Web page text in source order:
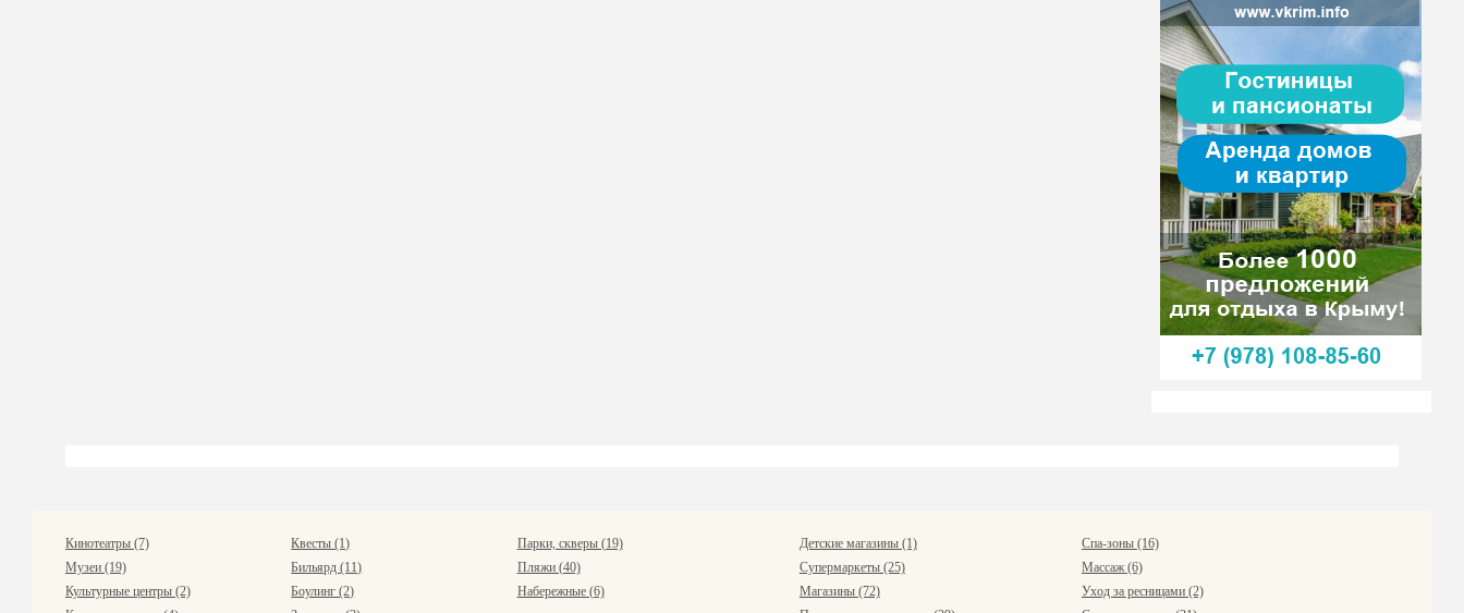
Кинотеатры (7)
Музеи (19)
Культурные центры (2)
Квесты (1)
Бильярд (11)
Боулинг (2)
Парки, скверы (19)
Пляжи (40)
Набережные (6)
Детские магазины (1)
Супермаркеты (25)
Магазины (72)
Спа-зоны (16)
Массаж (6)
Уход за ресницами (2)